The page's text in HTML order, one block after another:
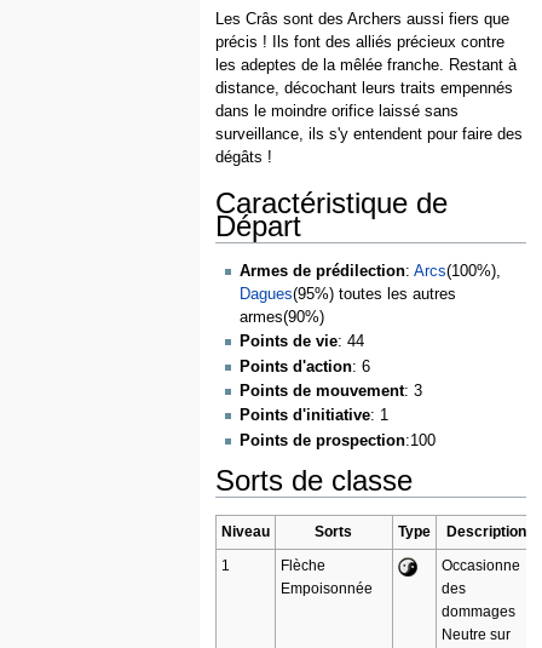
Les Crâs sont des Archers aussi fiers que
précis ! Ils font des alliés précieux contre
les adeptes de la mêlée franche. Restant à
distance, décochant leurs traits empennés
dans le moindre orifice laissé sans
surveillance, ils s'y entendent pour faire des
dégâts !
Caractéristique de
Départ
Armes de prédilection:Arcs(100%),
Dagues(95%) toutes les autres
armes(90%)
Points de vie: 44
Points d'action: 6
Points de mouvement: 3
Points d'initiative: 1
Points de prospection:100
Sorts de classe
Niveau Sorts Type
Description
1
Flèche
Empoisonnée
Occasionne
des
dommages
Neutre sur